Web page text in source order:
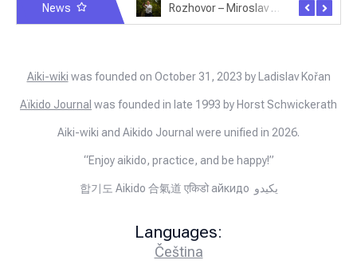
News Rozhovor – Miroslav Šmíd – 22.3.2025
Aiki-wiki was founded on October 31, 2023 by Ladislav Kořan
Aïkido Journal was founded in late 1993 by Horst Schwickerath
Aiki-wiki and Aikido Journal were unified in 2026.
“Enjoy aikido, practice, and be happy!”
합기도 Aikido 合氣道 एकिडो айкидо يكيدو
Languages:
Čeština